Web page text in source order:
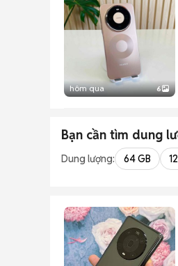
hôm qua 6
Bạn cần tìm dung
Dung lượng: 64 GB